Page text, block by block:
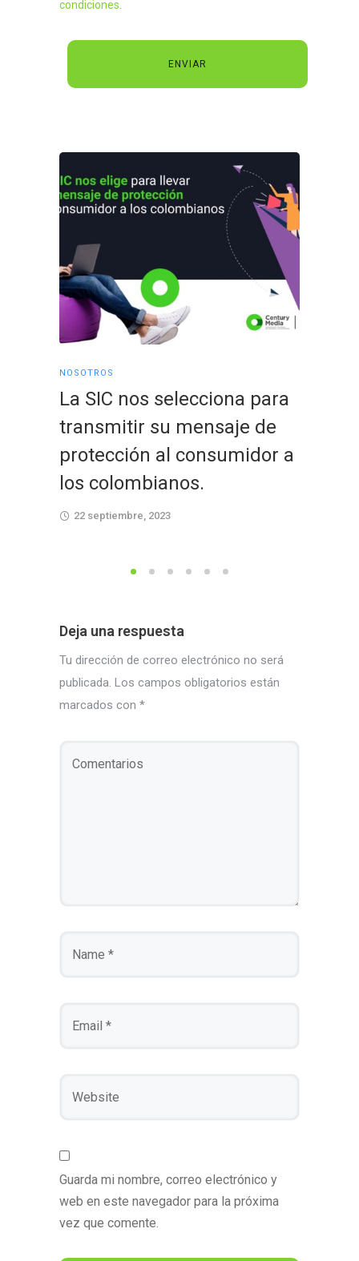
condiciones
NOSOTROS
La SIC nos selecciona para
transmitir su mensaje de
protección al consumidor a
los colombianos.
22 septiembre, 2023
Deja una respuesta
Tu dirección de correo electrónico no será
publicada. Los campos obligatorios están
marcados con *
Guarda mi nombre, correo electrónico y
web en este navegador para la próxima
vez que comente.